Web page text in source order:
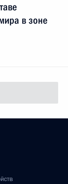
в зоне